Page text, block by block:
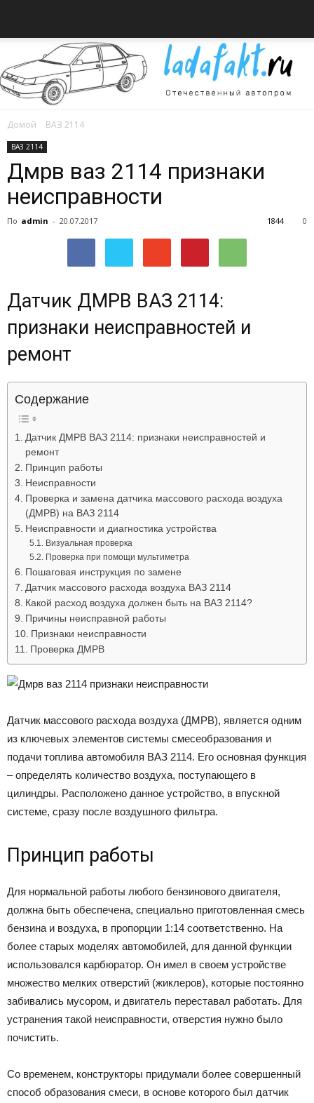
об
автомобилях
Лада
Домой ВАЗ 2114
ВАЗ 2114
Дмрв ваз 2114 признаки
неисправности
По admin - 20.07.2017 0
1844
Датчик ДМРВ ВАЗ 2114:
признаки неисправностей и
ремонт
Содержание
Датчик ДМРВ ВАЗ 2114: признаки неисправностей и
ремонт
Принцип работы
Неисправности
Проверка и замена датчика массового расхода воздуха
(ДМРВ) на ВАЗ 2114
Неисправности и диагностика устройства
Визуальная проверка
Проверка при помощи мультиметра
Пошаговая инструкция по замене
Датчик массового расхода воздуха ВАЗ 2114
Какой расход воздуха должен быть на ВАЗ 2114?
Причины неисправной работы
Признаки неисправности
Проверка ДМРВ
Датчик массового расхода воздуха (ДМРВ), является одним
из ключевых элементов системы смесеобразования и
подачи топлива автомобиля ВАЗ 2114. Его основная функция
– определять количество воздуха, поступающего в
цилиндры. Расположено данное устройство, в впускной
системе, сразу после воздушного фильтра.
Принцип работы
Для нормальной работы любого бензинового двигателя,
должна быть обеспечена, специально приготовленная смесь
бензина и воздуха, в пропорции 1:14 соответственно. На
более старых моделях автомобилей, для данной функции
использовался карбюратор. Он имел в своем устройстве
множество мелких отверстий (жиклеров), которые постоянно
забивались мусором, и двигатель переставал работать. Для
устранения такой неисправности, отверстия нужно было
почистить.
Со временем, конструкторы придумали более совершенный
способ образования смеси, в основе которого был датчик